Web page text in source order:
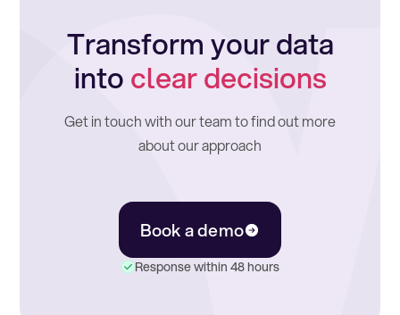
Transform your data
intoclear decisions
Get in touch with our team to find out more
about our approach
Book a demo
Response within 48 hours